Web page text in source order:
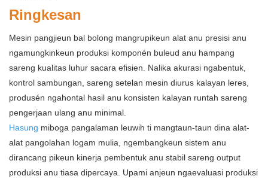
Ringkesan
Mesin pangjieun bal bolong mangrupikeun alat anu presisi anu
ngamungkinkeun produksi komponén buleud anu hampang
sareng kualitas luhur sacara efisien. Nalika akurasi ngabentuk,
kontrol sambungan, sareng setelan mesin diurus kalayan leres,
produsén ngahontal hasil anu konsisten kalayan runtah sareng
pengerjaan ulang anu minimal.
Hasung miboga pangalaman leuwih ti mangtaun-taun dina alat-
alat pangolahan logam mulia, ngembangkeun sistem anu
dirancang pikeun kinerja pembentuk anu stabil sareng output
produksi anu tiasa dipercaya. Upami anjeun ngaevaluasi produksi